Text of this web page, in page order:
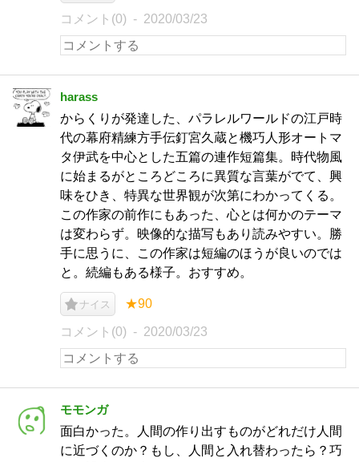
コメント(0) 2020/03/23
harass
からくりが発達した、パラレルワールドの江戸時
代の幕府精練方手伝釘宮久蔵と機巧人形オートマ
タ伊武を中心とした五篇の連作短篇集。時代物風
に始まるがところどころに異質な言葉がでて、興
味をひき、特異な世界観が次第にわかってくる。
この作家の前作にもあった、心とは何かのテーマ
は変わらず。映像的な描写もあり読みやすい。勝
手に思うに、この作家は短編のほうが良いのでは
と。続編もある様子。おすすめ。
ナイス ★90
コメント(0) 2020/03/23
モモンガ
面白かった。人間の作り出すものがどれだけ人間
に近づくのか？もし、人間と入れ替わったら？巧